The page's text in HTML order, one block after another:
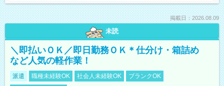
掲載日：2026.08.09
未読
＼即払いＯＫ／即日勤務ＯＫ＊仕分け・箱詰め
など人気の軽作業！
派遣 職種未経験OK 社会人未経験OK
ブランクOK